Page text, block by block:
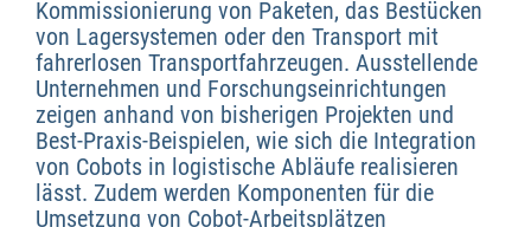
Kommissionierung von Paketen, das Bestücken
von Lagersystemen oder den Transport mit
fahrerlosen Transportfahrzeugen. Ausstellende
Unternehmen und Forschungseinrichtungen
zeigen anhand von bisherigen Projekten und
Best-Praxis-Beispielen, wie sich die Integration
von Cobots in logistische Abläufe realisieren
lässt. Zudem werden Komponenten für die
Umsetzung von Cobot-Arbeitsplätzen